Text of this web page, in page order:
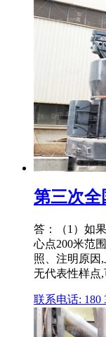
第三次全
答：（1）如
心点200米范
照、注明原因
无代表性样点
联系电话: 180